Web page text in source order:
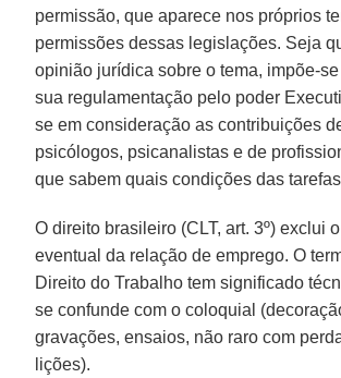
permissão, que aparece nos próprios
permissões dessas legislações. Seja
opinião jurídica sobre o tema, impõe-
sua regulamentação pelo poder
se em consideração as contribuições
psicólogos, psicanalistas e de
que sabem quais condições das
O direito brasileiro (CLT, art. 3º) exclui
eventual da relação de emprego. O
Direito do Trabalho tem significado
se confunde com o coloquial
gravações, ensaios, não raro com
lições).